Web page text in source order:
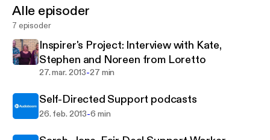
Alle episoder
7 episoder
Inspirer's Project: Interview with Kate,
Stephen and Noreen from Loretto
27. mar. 2013-27 min
Self-Directed Support podcasts
26. feb. 2013-6 min